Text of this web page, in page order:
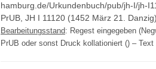
hamburg.de/Urkundenbuch/pub/jh-I/jh-
PrUB, JH I 11120 (1452 März 21. Danzig).
Bearbeitungsstand: Regest eingegeben
PrUB oder sonst Druck kollationiert () –